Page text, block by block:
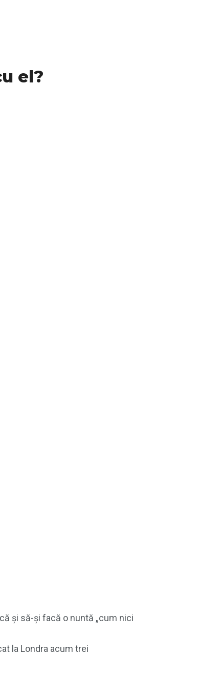
el?
și să-și facă o nuntă „cum nici
la Londra acum trei